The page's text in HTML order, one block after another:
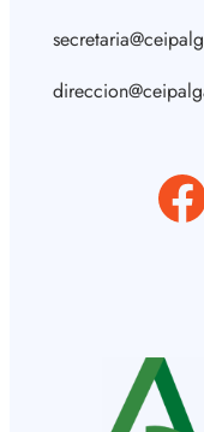
Facebook